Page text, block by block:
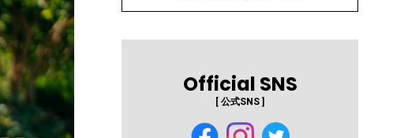
Official SNS
[ 公式SNS ]